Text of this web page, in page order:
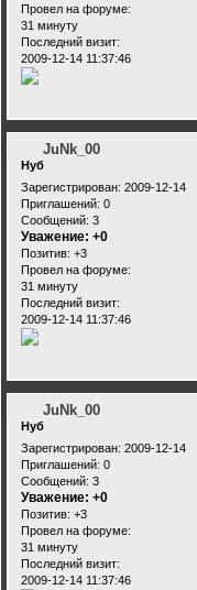
Провел на форуме:
31 минуту
Последний визит:
2009-12-14 11:37:46
JuNk_00
Нуб
Зарегистрирован: 2009-12-14
Приглашений: 0
Сообщений: 3
Уважение: +0
Позитив: +3
Провел на форуме:
31 минуту
Последний визит:
2009-12-14 11:37:46
JuNk_00
Нуб
Зарегистрирован: 2009-12-14
Приглашений: 0
Сообщений: 3
Уважение: +0
Позитив: +3
Провел на форуме:
31 минуту
Последний визит:
2009-12-14 11:37:46